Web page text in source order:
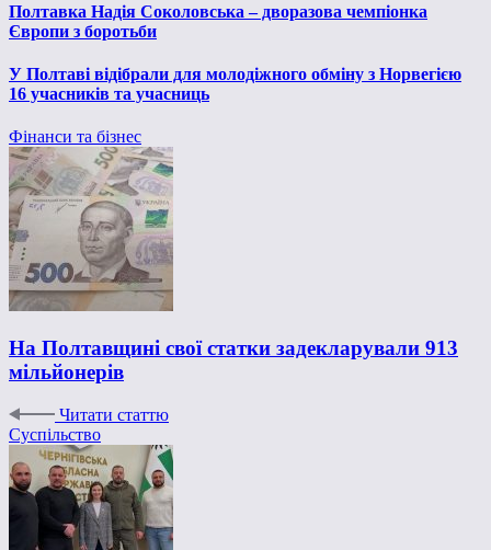
Полтавка Надія Соколовська – дворазова чемпіонка
Європи з боротьби
У Полтаві відібрали для молодіжного обміну з Норвегією
16 учасників та учасниць
Фінанси та бізнес
На Полтавщині свої статки задекларували 913
мільйонерів
Читати статтю
Суспільство